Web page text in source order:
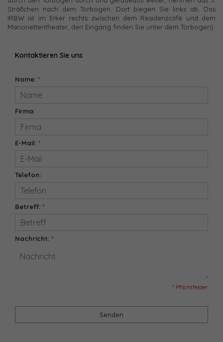
Sträßchen nach dem Torbogen. Dort biegen Sie links ab. Das
IRBW ist im Erker rechts zwischen dem Residenzcafé und dem
Marionettentheater, den Eingang finden Sie unter dem Torbogen).
Kontaktieren Sie uns
Name: *
Firma:
E-Mail: *
Telefon:
Betreff: *
Nachricht: *
* Pflichtfelder
Senden